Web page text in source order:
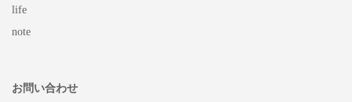
life
note
お問い合わせ